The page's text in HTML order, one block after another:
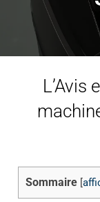
L’Avis
Sommaire